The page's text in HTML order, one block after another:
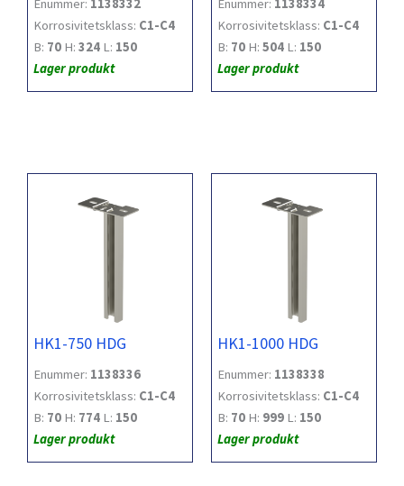
Korrosivitetsklass: C1-C4
B: 70 H: 324 L: 150
Lager produkt
Korrosivitetsklass: C1-C4
B: 70 H: 504 L: 150
Lager produkt
HK1-750 HDG
Enummer: 1138336
Korrosivitetsklass: C1-C4
B: 70 H: 774 L: 150
Lager produkt
HK1-1000 HDG
Enummer: 1138338
Korrosivitetsklass: C1-C4
B: 70 H: 999 L: 150
Lager produkt